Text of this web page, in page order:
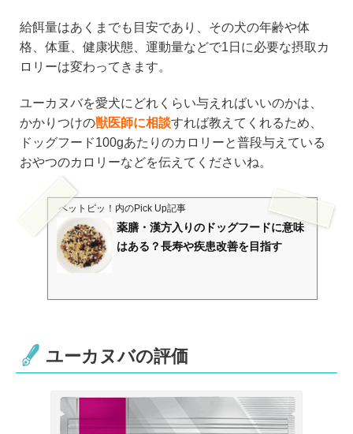
給餌量はあくまでも目安であり、その犬の年齢や体
格、体重、健康状態、運動量などで1日に必要な摂取カ
ロリーは変わってきます。
ユーカヌバを愛犬にどれくらい与えればいいのかは、
かかりつけの獣医師に相談すれば教えてくれるため、
ドッグフード100gあたりのカロリーと普段与えている
おやつのカロリーなどを伝えてくださいね。
ペットピッ！ 内のPick Up記事
薬膳・漢方入りのドッグフードに意味
はある？長寿や疾患改善を目指す
ユーカヌバの評価